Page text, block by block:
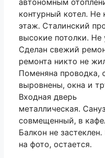
контурный котел. Не
этаж. Сталинский
высокие потолки. Не
Сделан свежий
ремонта никто не
Поменяна проводка,
выровнены, окна и
Входная дверь
металлическая.
совмещенный, в
Балкон не застеклен.
на фото, остается.